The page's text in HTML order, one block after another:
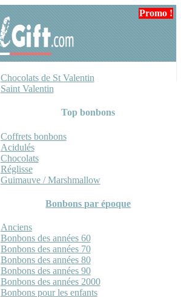
Chocolats de St Valentin
Saint Valentin
Top bonbons
Coffrets bonbons
Acidulés
Chocolats
Réglisse
Guimauve / Marshmallow
Bonbons par époque
Anciens
Bonbons des années 60
Bonbons des années 70
Bonbons des années 80
Bonbons des années 90
Bonbons des années 2000
Bonbons pour les enfants
Promo !